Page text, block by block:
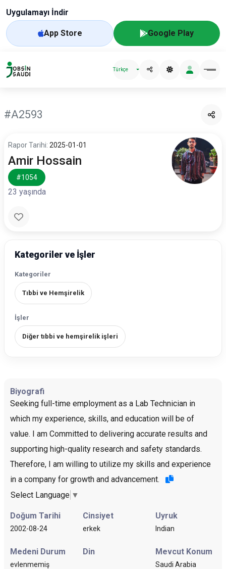
Uygulamayı İndir
App Store Google Play
Türkçe
#A2593
Rapor Tarihi: 2025-01-01
Amir Hossain
#1054
23 yaşında
Kategoriler ve İşler
Kategoriler
Tıbbi ve Hemşirelik
İşler
Diğer tıbbi ve hemşirelik işleri
Biyografi
Seeking full-time employment as a Lab Technician in
which my experience, skills, and education will be of
value. I am Committed to delivering accurate results and
supporting high-quality research and safety standards.
Therefore, I am willing to utilize my skills and experience
in a company for growth and advancement.
Select Language ▼
Doğum Tarihi
2002-08-24
Cinsiyet
erkek
Uyruk
Indian
Medeni Durum
evlenmemiş
Din Mevcut Konum
Saudi Arabia